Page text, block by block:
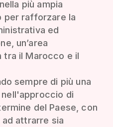
più ampia
per rafforzare la
ed
un’area
il Marocco e il
sempre di più una
di
del Paese, con
attrarre sia